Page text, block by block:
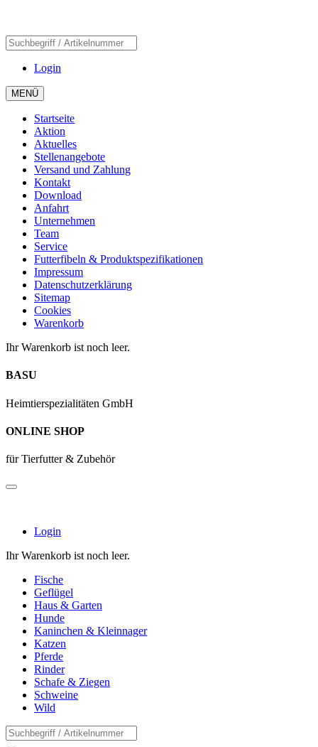
Login
MENÜ
Startseite
Aktion
Aktuelles
Stellenangebote
Versand und Zahlung
Kontakt
Download
Anfahrt
Unternehmen
Team
Service
Futterfibeln & Produktspezifikationen
Impressum
Datenschutzerklärung
Sitemap
Cookies
Warenkorb
Ihr Warenkorb ist noch leer.
BASU
Heimtierspezialitäten GmbH
ONLINE SHOP
für Tierfutter & Zubehör
Login
Ihr Warenkorb ist noch leer.
Fische
Geflügel
Haus & Garten
Hunde
Kaninchen & Kleinnager
Katzen
Pferde
Rinder
Schafe & Ziegen
Schweine
Wild